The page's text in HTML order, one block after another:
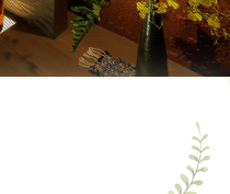
吉川屋について
客室